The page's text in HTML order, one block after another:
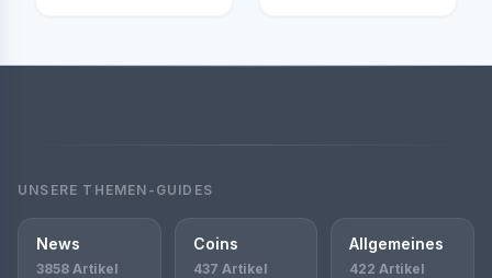
UNSERE THEMEN-GUIDES
News
3858 Artikel
Coins
437 Artikel
Allgemeines
422 Artikel